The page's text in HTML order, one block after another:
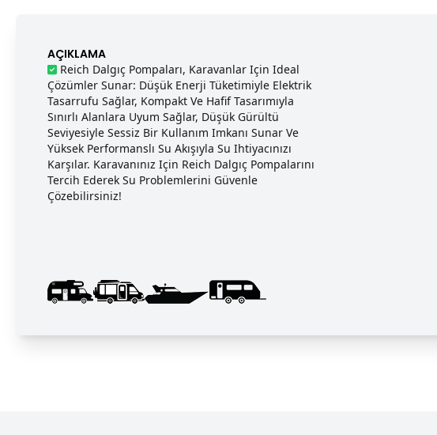
AÇIKLAMA
Reich Dalgıç Pompaları, Karavanlar Için Ideal
Çözümler Sunar: Düşük Enerji Tüketimiyle Elektrik
Tasarrufu Sağlar, Kompakt Ve Hafif Tasarımıyla
Sınırlı Alanlara Uyum Sağlar, Düşük Gürültü
Seviyesiyle Sessiz Bir Kullanım Imkanı Sunar Ve
Yüksek Performanslı Su Akışıyla Su Ihtiyacınızı
Karşılar. Karavanınız Için Reich Dalgıç Pompalarını
Tercih Ederek Su Problemlerini Güvenle
Çözebilirsiniz!